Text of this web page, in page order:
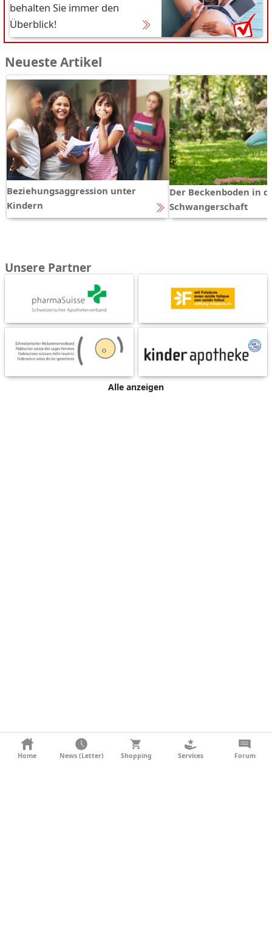
behalten Sie immer den
Überblick!
Neueste Artikel
Beziehungsaggression unter
Kindern
Der Beckenboden in
Schwangerschaft
Unsere Partner
Alle anzeigen
KONTAKT
Home News (Letter) Shopping Services Forum